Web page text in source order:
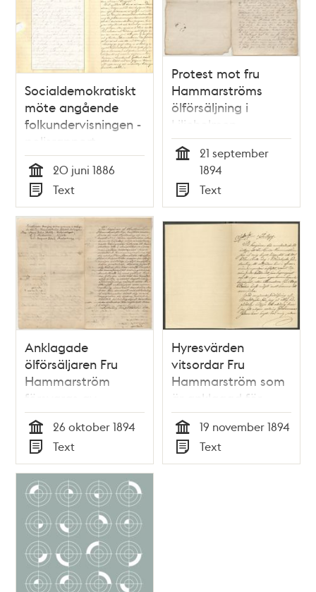
uppmärksamhet /
af G. H. Mellin
Socialdemokratiskt
möte angående
folkundervisningen -
polisrapport
Tid
20 juni 1886
Typ
Text
Protest mot fru
Hammarströms
ölförsäljning i
Liljeholmen
21 september
1894
Typ
Text
Anklagade
ölförsäljaren Fru
Hammarström
försvaras av
grannar
Tid
26 oktober 1894
Typ
Text
Hyresvärden
vitsordar Fru
Hammarström som
är anklagad för
olaglig ölförsäljning
Tid
19 november 1894
Typ
Text